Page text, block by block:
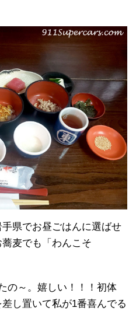
県でお昼ごはんに選ばせ
麦でも「わんこそ
の～。嬉しい！！！初体
し置いて私が1番喜んでる